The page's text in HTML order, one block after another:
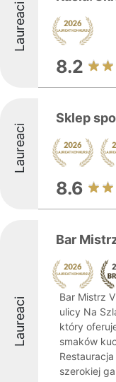
Laureaci
8.2
Laureaci
Sklep
8.6
Laureaci
Bar
Bar Mistrz
ulicy Na
który
smaków
szerokiej